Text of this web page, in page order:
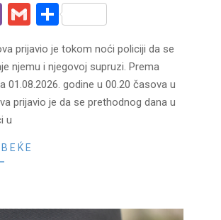
ViberGmailShare
prijavio je tokom noći policiji da se
njemu i njegovoj supruzi. Prema
01.08.2026. godine u 00.20 časova u
prijavio je da se prethodnog dana u
u